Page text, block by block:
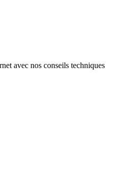
avec nos conseils techniques